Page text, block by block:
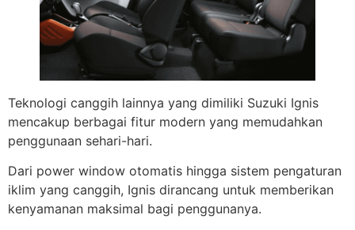
Teknologi canggih lainnya yang dimiliki Suzuki Ignis
mencakup berbagai fitur modern yang memudahkan
penggunaan sehari-hari.
Dari power window otomatis hingga sistem pengaturan
iklim yang canggih, Ignis dirancang untuk memberikan
kenyamanan maksimal bagi penggunanya.